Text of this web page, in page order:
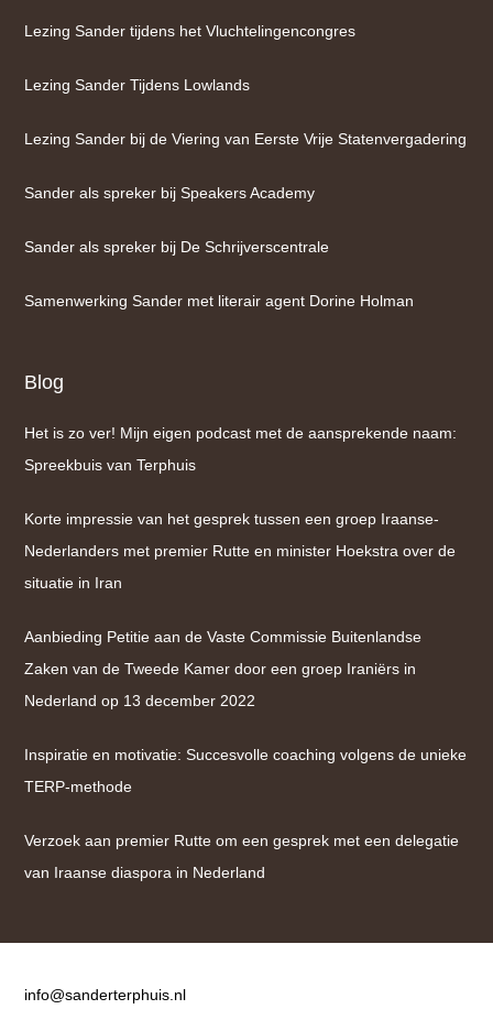
Lezing Sander tijdens het Vluchtelingencongres
Lezing Sander Tijdens Lowlands
Lezing Sander bij de Viering van Eerste Vrije Statenvergadering
Sander als spreker bij Speakers Academy
Sander als spreker bij De Schrijverscentrale
Samenwerking Sander met literair agent Dorine Holman
Blog
Het is zo ver! Mijn eigen podcast met de aansprekende naam:
Spreekbuis van Terphuis
Korte impressie van het gesprek tussen een groep Iraanse-
Nederlanders met premier Rutte en minister Hoekstra over de
situatie in Iran
Aanbieding Petitie aan de Vaste Commissie Buitenlandse
Zaken van de Tweede Kamer door een groep Iraniërs in
Nederland op 13 december 2022
Inspiratie en motivatie: Succesvolle coaching volgens de unieke
TERP-methode
Verzoek aan premier Rutte om een gesprek met een delegatie
van Iraanse diaspora in Nederland
Contact
info@sanderterphuis.nl